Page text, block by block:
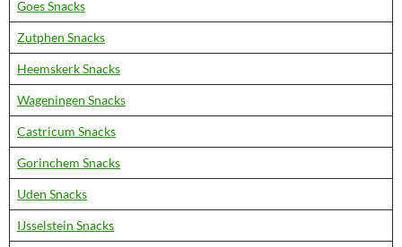
Goes Snacks
Zutphen Snacks
Heemskerk Snacks
Wageningen Snacks
Castricum Snacks
Gorinchem Snacks
Uden Snacks
IJsselstein Snacks